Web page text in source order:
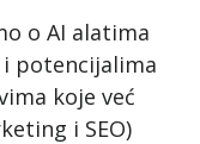
o AI alatima
i potencijalima
koje već
i SEO)